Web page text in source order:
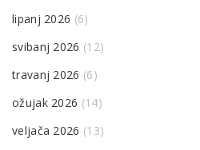
lipanj 2026 (6)
svibanj 2026 (12)
travanj 2026 (6)
ožujak 2026 (14)
veljača 2026 (13)